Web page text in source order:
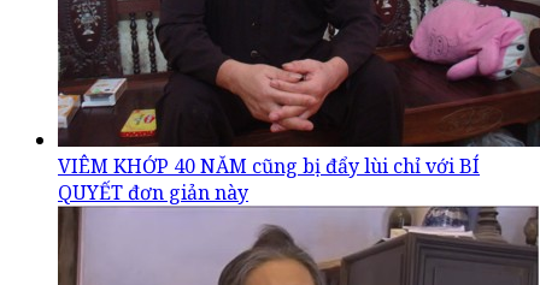
VIÊM KHỚP 40 NĂM cũng bị đẩy lùi chỉ với BÍ
QUYẾT đơn giản này